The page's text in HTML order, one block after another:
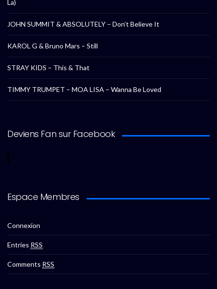
La)
JOHN SUMMIT & ABSOLUTELY – Don’t Believe It
KAROL G & Bruno Mars – Still
STRAY KIDS – This & That
TIMMY TRUMPET – MOA LISA – Wanna Be Loved
Deviens Fan sur Facebook
Espace Membres
Connexion
Entries RSS
Comments RSS